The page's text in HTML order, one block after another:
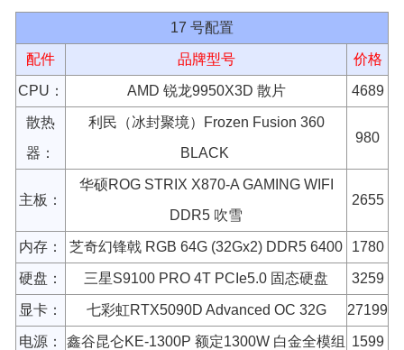
17 号配置
配件 品牌型号 价格
CPU： AMD 锐龙9950X3D 散片 4689
散热
器：
利民（冰封聚境）Frozen Fusion 360
BLACK
980
主板：
华硕ROG STRIX X870-A GAMING WIFI
DDR5 吹雪
2655
内存： 芝奇幻锋戟 RGB 64G (32Gx2) DDR5 6400 1780
硬盘： 三星S9100 PRO 4T PCIe5.0 固态硬盘 3259
显卡： 七彩虹RTX5090D Advanced OC 32G 27199
电源： 鑫谷昆仑KE-1300P 额定1300W 白金全模组 1599